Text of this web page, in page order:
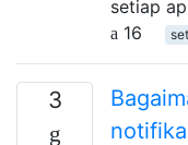
setiap
16
3